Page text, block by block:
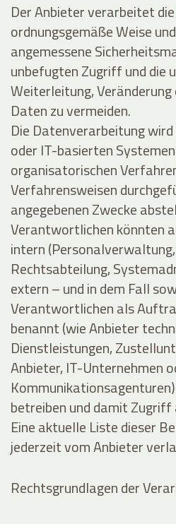
Der Anbieter verarbeitet
ordnungsgemäße Weise
angemessene
unbefugten Zugriff und die
Weiterleitung,
Daten zu vermeiden.
Die Datenverarbeitung
oder IT-basierten
organisatorischen
Verfahrensweisen
angegebenen Zwecke
Verantwortlichen könnten
intern
Rechtsabteilung,
extern – und in dem Fall
Verantwortlichen als
benannt (wie Anbieter
Dienstleistungen,
Anbieter, IT-Unternehmen
betreiben und damit Zugriff
Eine aktuelle Liste dieser
jederzeit vom Anbieter
Rechtsgrundlagen der